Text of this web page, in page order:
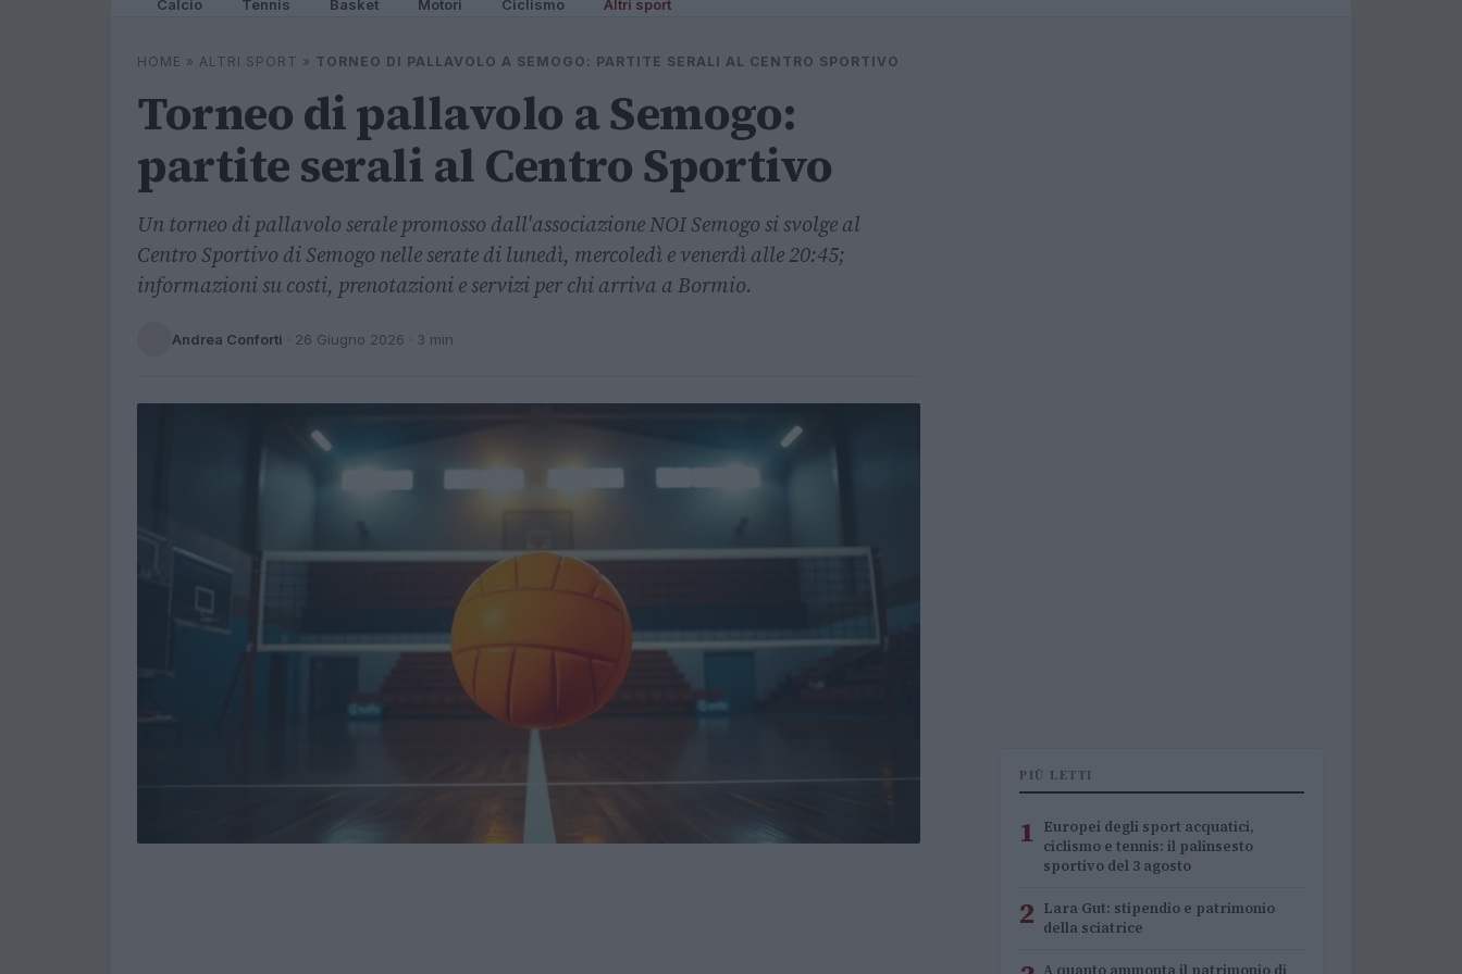
Calcio Tennis Basket Motori Ciclismo Altri sport
HOME » ALTRI SPORT » TORNEO DI PALLAVOLO A SEMOGO: PARTITE SERALI AL CENTRO SPORTIVO
Torneo di pallavolo a Semogo:
partite serali al Centro Sportivo
Un torneo di pallavolo serale promosso dall'associazione NOI Semogo si svolge al
Centro Sportivo di Semogo nelle serate di lunedì, mercoledì e venerdì alle 20:45;
informazioni su costi, prenotazioni e servizi per chi arriva a Bormio.
Andrea Conforti · 26 Giugno 2026 · 3 min
PIÙ LETTI
1 Europei degli sport acquatici,
ciclismo e tennis: il palinsesto
sportivo del 3 agosto
2 Lara Gut: stipendio e patrimonio
della sciatrice
A quanto ammonta il patrimonio di